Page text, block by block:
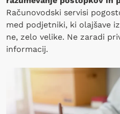
Računovodski servisi
med podjetniki, ki olajšave
ne, zelo velike. Ne zaradi
informacij.